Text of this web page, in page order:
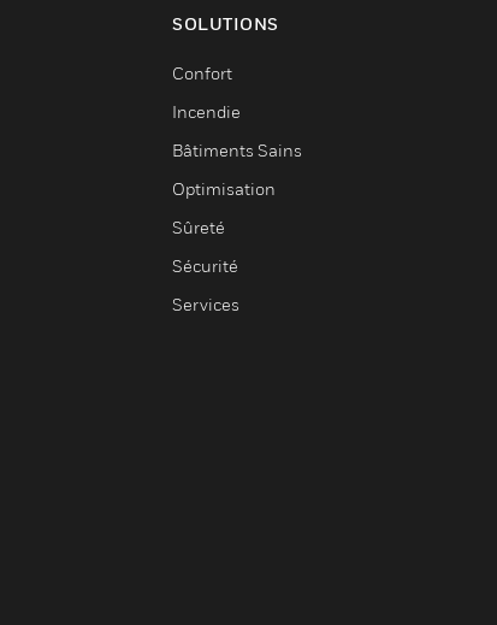
SOLUTIONS
Confort
Incendie
Bâtiments Sains
Optimisation
Sûreté
Sécurité
Services